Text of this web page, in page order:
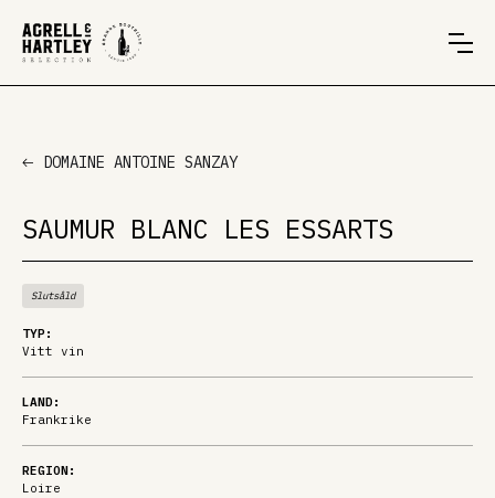
DOMAINE ANTOINE SANZAY
SAUMUR BLANC LES ESSARTS
Slutsåld
TYP:
Vitt vin
LAND:
Frankrike
REGION:
Loire